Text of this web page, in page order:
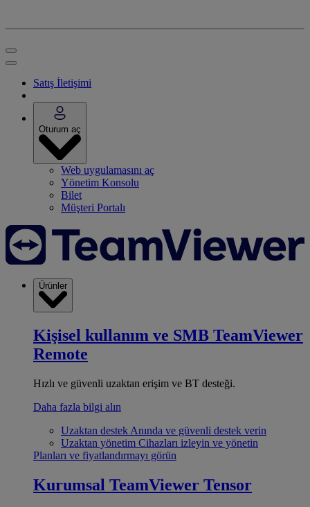
Satış İletişimi
Oturum aç
Web uygulamasını aç
Yönetim Konsolu
Bilet
Müşteri Portalı
Ürünler
Kişisel kullanım ve SMB TeamViewer
Remote
Hızlı ve güvenli uzaktan erişim ve BT desteği.
Daha fazla bilgi alın
Uzaktan destek Anında ve güvenli destek verin
Uzaktan yönetim Cihazları izleyin ve yönetin
Planları ve fiyatlandırmayı görün
Kurumsal TeamViewer Tensor